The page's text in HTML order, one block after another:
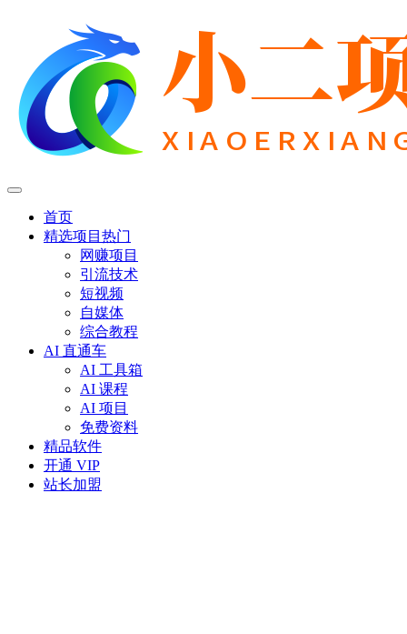
首页
精选项目 热门
网赚项目
引流技术
短视频
自媒体
综合教程
AI 直通车
AI 工具箱
AI 课程
AI 项目
免费资料
精品软件
开通 VIP
站长加盟